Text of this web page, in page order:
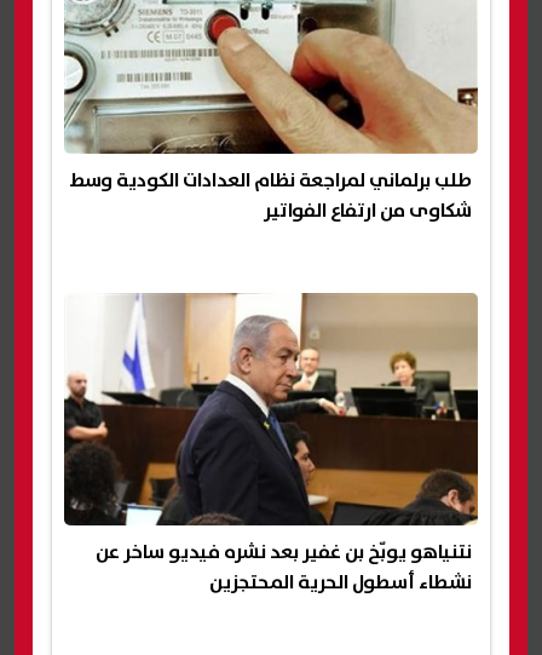
طلب برلماني لمراجعة نظام العدادات الكودية وسط
شكاوى من ارتفاع الفواتير
نتنياهو يوبّخ بن غفير بعد نشره فيديو ساخر عن
نشطاء أسطول الحرية المحتجزين